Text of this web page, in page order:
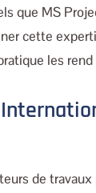
que MS
cette
les
de